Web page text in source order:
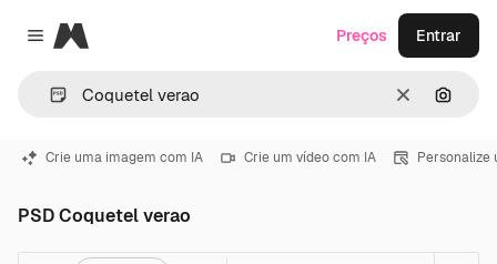
Close menu
Magnific
Limpar
Preços Entrar
Crie uma imagem com IA Crie um vídeo com IA Personalize
PSD Coquetel verao